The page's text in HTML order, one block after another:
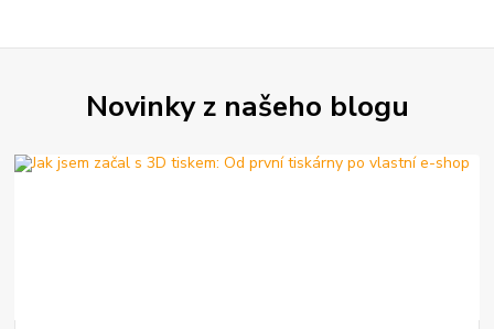
Novinky z našeho blogu